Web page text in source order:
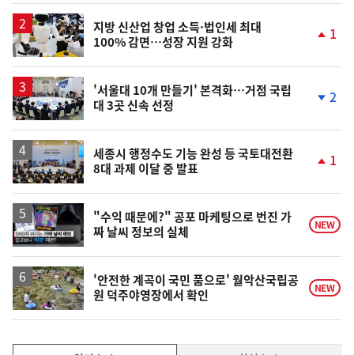
상
지방 신산업 창업 소득·법인세 최대
100% 감면…성장 지원 강화
상
1
'서울대 10개 만들기' 본격화…거점 국립
대 3곳 신속 선정
하
2
세종시 행정수도 기능 완성 등 국토대전환
8대 과제 이달 중 발표
상
승
1
영
상
"수익 때문에?" 공포 마케팅으로 번진 가
짜 날씨 정보의 실체
NEW
'안전한 계곡이 국민 품으로' 월악산국립공
원 덕주야영장에서 확인
NEW